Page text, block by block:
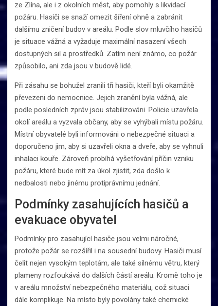
ze Zlína, ale i z okolních měst, aby pomohly s likvidací
požáru. Hasiči se snaží omezit šíření ohně a zabránit
dalšímu zničení budov v areálu. Podle slov mluvčího hasičů
je situace vážná a vyžaduje maximální nasazení všech
dostupných sil a prostředků. Zatím není známo, co požár
způsobilo, ani zda jsou v budově lidé.
Při zásahu se bohužel zranili tři hasiči, kteří byli okamžitě
převezeni do nemocnice. Jejich zranění byla vážná, ale
podle posledních zpráv jsou stabilizováni. Policie uzavřela
okolí areálu a vyzvala občany, aby se vyhýbali místu požáru.
Místní obyvatelé byli informováni o nebezpečné situaci a
doporučeno jim, aby si uzavřeli okna a dveře, aby se vyhnuli
inhalaci kouře. Zároveň probíhá vyšetřování příčin vzniku
požáru, které bude mít za úkol zjistit, zda došlo k
nedbalosti nebo jinému protiprávnímu jednání.
Podmínky zasahujících hasičů a
evakuace obyvatel
Podmínky pro zasahující hasiče jsou velmi náročné,
protože požár se rozšířil i na sousední budovy. Hasiči musí
čelit nejen vysokým teplotám, ale také silnému větru, který
plameny rozfoukává do dalších částí areálu. Kromě toho je
v areálu množství nebezpečného materiálu, což situaci
dále komplikuje. Na místo byly povolány také chemické